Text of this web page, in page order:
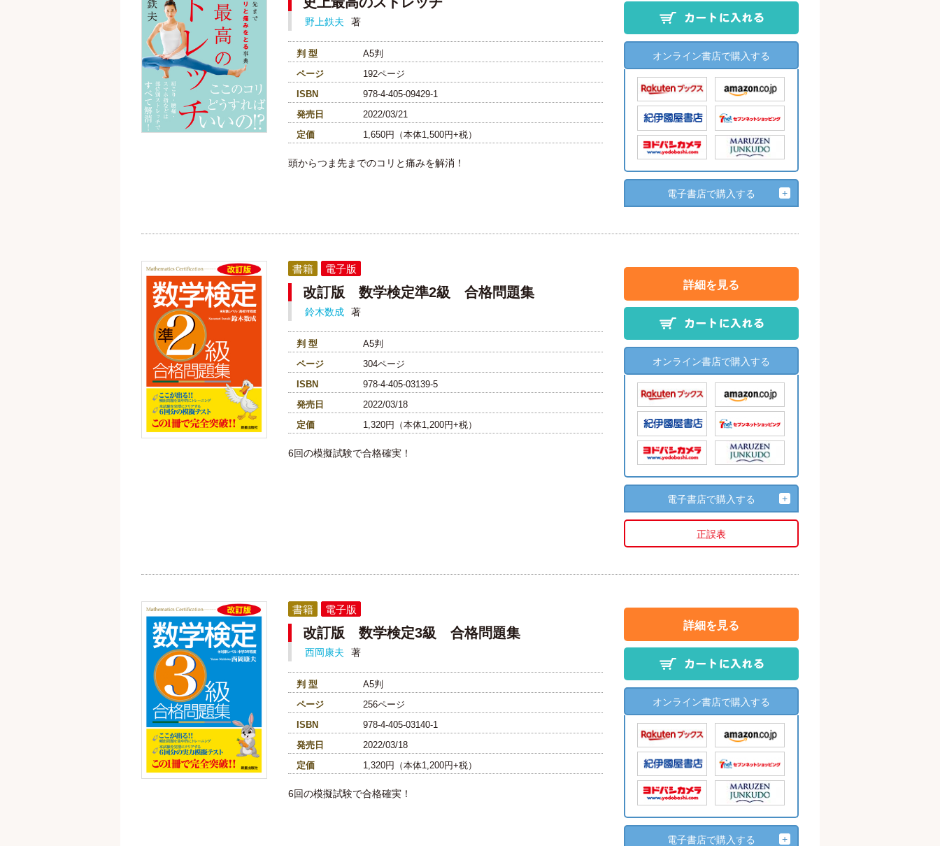
野上鉄夫 著
判 型
A5判
ページ
192ページ
ISBN
978-4-405-09429-1
発売日
2022/03/21
定価
1,650円（本体1,500円+税）
頭からつま先までのコリと痛みを解消！
オンライン書店で購入する
電子書店で購入する
書籍 電子版
改訂版 数学検定準2級 合格問題集
鈴木数成 著
判 型
A5判
ページ
304ページ
ISBN
978-4-405-03139-5
発売日
2022/03/18
定価
1,320円（本体1,200円+税）
6回の模擬試験で合格確実！
詳細を見る
オンライン書店で購入する
電子書店で購入する
正誤表
書籍 電子版
改訂版 数学検定3級 合格問題集
西岡康夫 著
判 型
A5判
ページ
256ページ
ISBN
978-4-405-03140-1
発売日
2022/03/18
定価
1,320円（本体1,200円+税）
6回の模擬試験で合格確実！
詳細を見る
オンライン書店で購入する
電子書店で購入する